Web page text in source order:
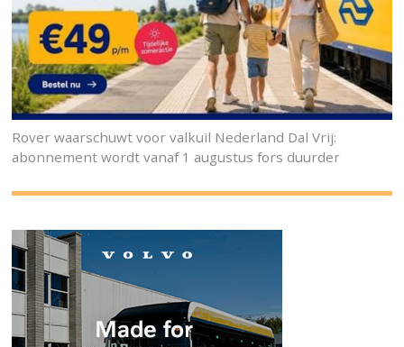
Rover waarschuwt voor valkuil Nederland Dal Vrij:
abonnement wordt vanaf 1 augustus fors duurder